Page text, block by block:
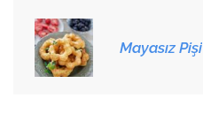
Mayasız Pişi